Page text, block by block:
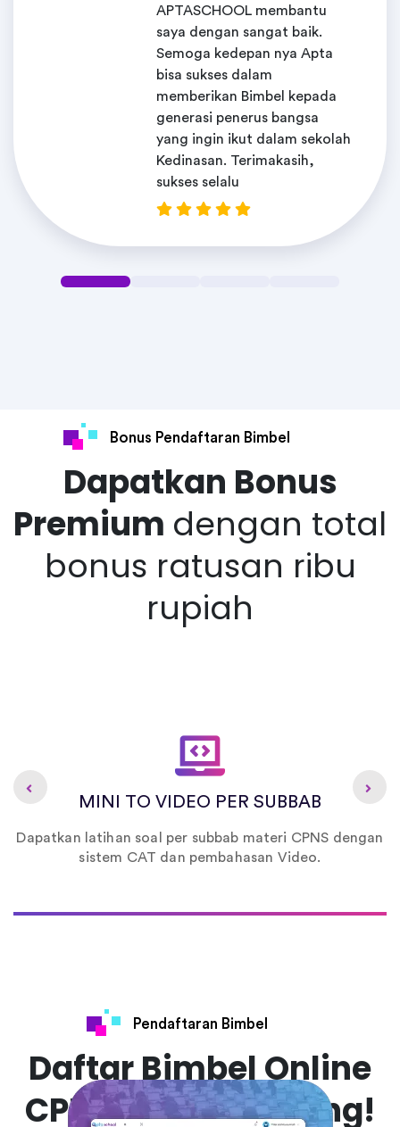
APTASCHOOL membantu
saya dengan sangat baik.
Semoga kedepan nya Apta
bisa sukses dalam
memberikan Bimbel kepada
generasi penerus bangsa
yang ingin ikut dalam sekolah
Kedinasan. Terimakasih,
sukses selalu
Bonus Pendaftaran Bimbel
Dapatkan Bonus
Premium dengan total
bonus ratusan ribu
rupiah
MINI TO VIDEO PER SUBBAB
Dapatkan latihan soal per subbab materi CPNS dengan
sistem CAT dan pembahasan Video.
Pendaftaran Bimbel
Daftar Bimbel Online
CPNS 2023 Sekarang!